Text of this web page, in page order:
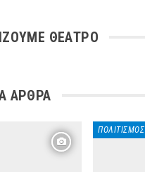
ΘΕΑΤΡΟ
ΆΡΘΡΑ
ΠΟΛΙΤΙΣΜΌΣ